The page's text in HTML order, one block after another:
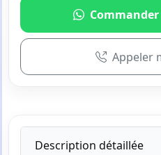
Appeler
Description détaillée